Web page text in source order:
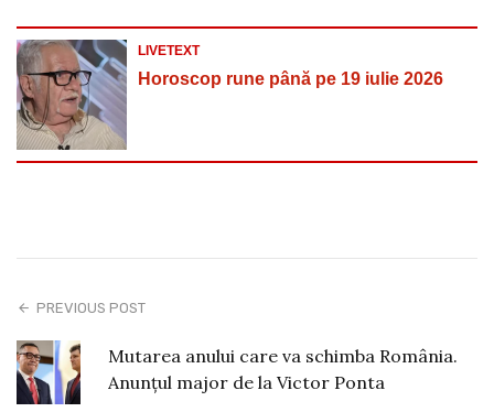
LIVETEXT
Horoscop rune până pe 19 iulie 2026
PREVIOUS POST
Mutarea anului care va schimba România.
Anunțul major de la Victor Ponta